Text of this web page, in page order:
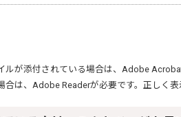
が添付されている場合は、 Adobe
合は、 Adobe Readerが必要です。正しく